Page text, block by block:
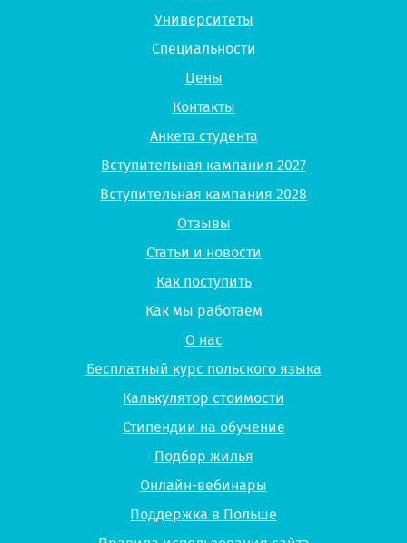
Университеты
Специальности
Цены
Контакты
Анкета студента
Вступительная кампания 2027
Вступительная кампания 2028
Отзывы
Статьи и новости
Как поступить
Как мы работаем
О нас
Бесплатный курс польского языка
Калькулятор стоимости
Стипендии на обучение
Подбор жилья
Онлайн-вебинары
Поддержка в Польше